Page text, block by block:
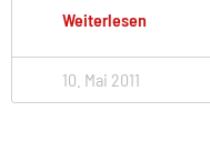
Weiterlesen
10. Mai 2011